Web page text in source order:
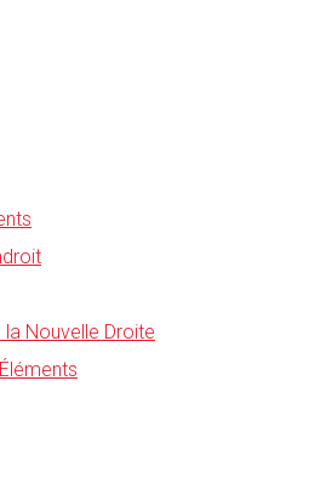
la Nouvelle Droite